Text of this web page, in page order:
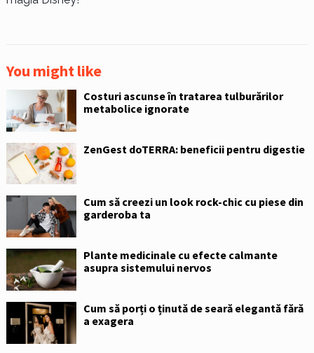
You might like
Costuri ascunse în tratarea tulburărilor
metabolice ignorate
ZenGest doTERRA: beneficii pentru digestie
Cum să creezi un look rock-chic cu piese din
garderoba ta
Plante medicinale cu efecte calmante
asupra sistemului nervos
Cum să porți o ținută de seară elegantă fără
a exagera